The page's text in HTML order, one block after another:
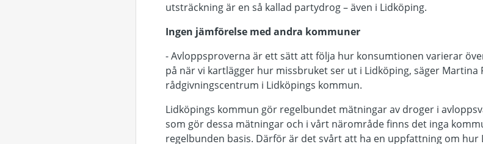
utsträckning är en så kallad partydrog – även i Lidköping.
Ingen jämförelse med andra kommuner
- Avloppsproverna är ett sätt att följa hur konsumtionen varierar
på när vi kartlägger hur missbruket ser ut i Lidköping, säger Martina
rådgivningscentrum i Lidköpings kommun.
Lidköpings kommun gör regelbundet mätningar av droger i
som gör dessa mätningar och i vårt närområde finns det inga
regelbunden basis. Därför är det svårt att ha en uppfattning om